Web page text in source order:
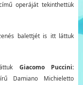
operáját tekinthettük
balettjét is itt láttuk
Giacomo Puccini:
Damiano Michieletto